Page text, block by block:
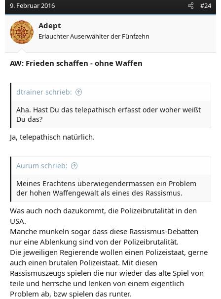
9. Februar 2016 #24
Adept
Erlauchter Auserwählter der Fünfzehn
AW: Frieden schaffen - ohne Waffen
dtrainer schrieb:
Aha. Hast Du das telepathisch erfasst oder woher weißt
Du das?
Ja, telepathisch natürlich.
Aurum schrieb:
Meines Erachtens überwiegendermassen ein Problem
der hohen Waffengewalt als eines des Rassismus.
Was auch noch dazukommt, die Polizeibrutalität in den
USA.
Manche munkeln sogar dass diese Rassismus-Debatten
nur eine Ablenkung sind von der Polizeibrutalität.
Die jeweiligen Regierende wollen einen Polizeistaat, gerne
auch einen brutalen Polizeistaat. Mit diesen
Rassismuszeugs spielen die nur wieder das alte Spiel von
teile und herrsche und lenken von einem eigentlich
Problem ab, bzw spielen das runter.